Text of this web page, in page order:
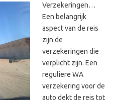
Verzekeringen…
Een belangrijk
aspect van de reis
zijn de
verzekeringen die
verplicht zijn. Een
reguliere WA
verzekering voor de
auto dekt de reis tot